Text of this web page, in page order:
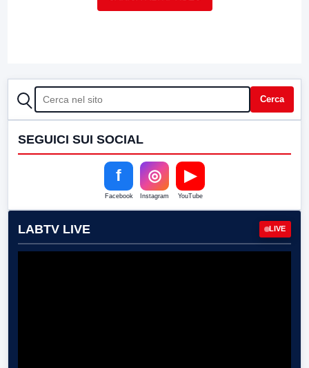
CERCA Cerca
SEGUICI SUI SOCIAL
f
Facebook
◎
Instagram
▶
YouTube
LABTV LIVE LIVE